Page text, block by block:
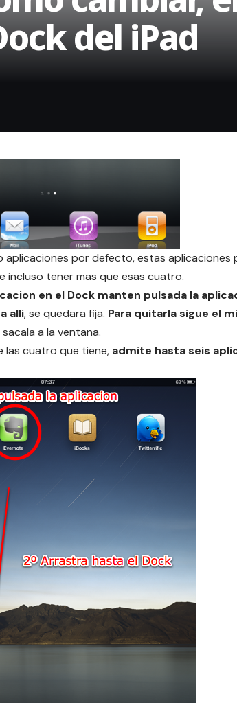
del iPad
por defecto, estas aplicaciones
incluso tener mas que esas cuatro.
en el Dock manten pulsada la
alli, se quedara fija. Para quitarla sigue el
a la ventana.
las cuatro que tiene, admite hasta seis